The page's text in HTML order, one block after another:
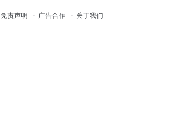
免责声明 广告合作 关于我们